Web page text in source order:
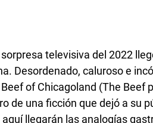
televisiva del 2022
Desordenado, caluroso e
of Chicagoland (The Beef
de una ficción que dejó a su
llegarán las analogías